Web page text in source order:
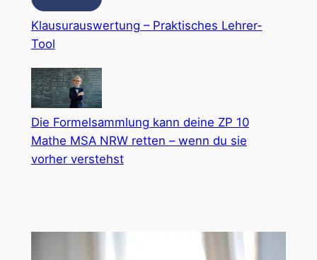
Klausurauswertung – Praktisches Lehrer-
Tool
Die Formelsammlung kann deine ZP 10
Mathe MSA NRW retten – wenn du sie
vorher verstehst